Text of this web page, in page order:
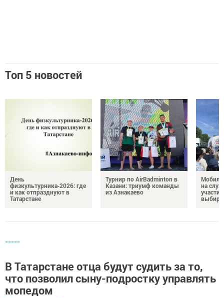
Топ 5 новостей
День
физкультурника‑2026: где
и как отпразднуют в
Татарстане
Турнир по AirBadminton в
Казани: триумф команды
из Азнакаево
на
-----
В Татарстане отца будут судить за то,
что позволил сыну-подростку управлять
мопедом